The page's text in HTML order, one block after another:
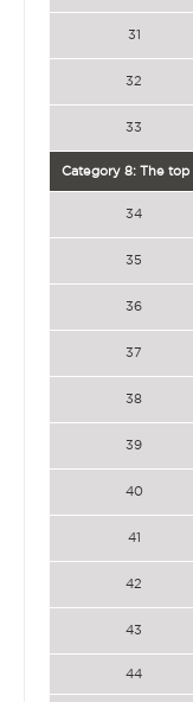
31
32
33
Category 8: The
34
35
36
37
38
39
40
41
42
43
44